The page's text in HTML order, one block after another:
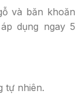
và băn khoăn
dụng ngay 5
tự nhiên.